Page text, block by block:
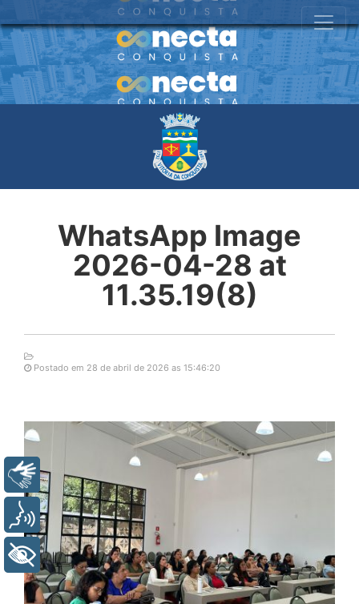
WhatsApp Image
2026-04-28 at
11.35.19(8)
Postado em 28 de abril de 2026 as 15:46:20
Libras
Voz
+ Acessibilidade